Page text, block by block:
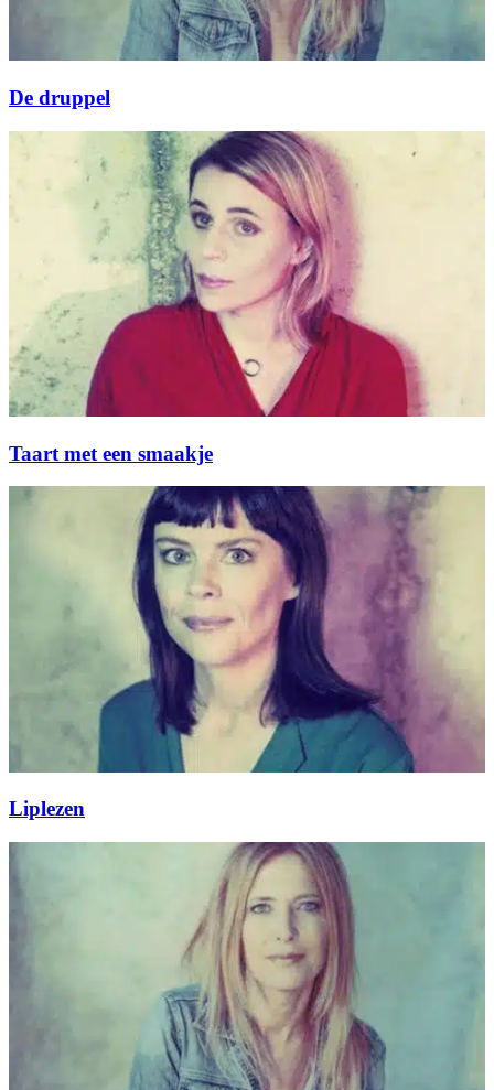
De druppel
Taart met een smaakje
Liplezen